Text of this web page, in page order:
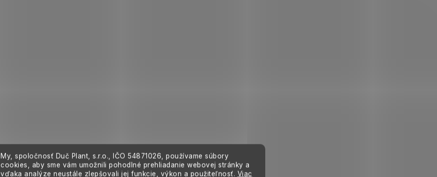
My, spoločnosť Duč Plant, s.r.o., IČO 54871026, používame súbory
cookies, aby sme vám umožnili pohodlné prehliadanie webovej stránky a
vďaka analýze neustále zlepšovali jej funkcie, výkon a použiteľnosť. Viac